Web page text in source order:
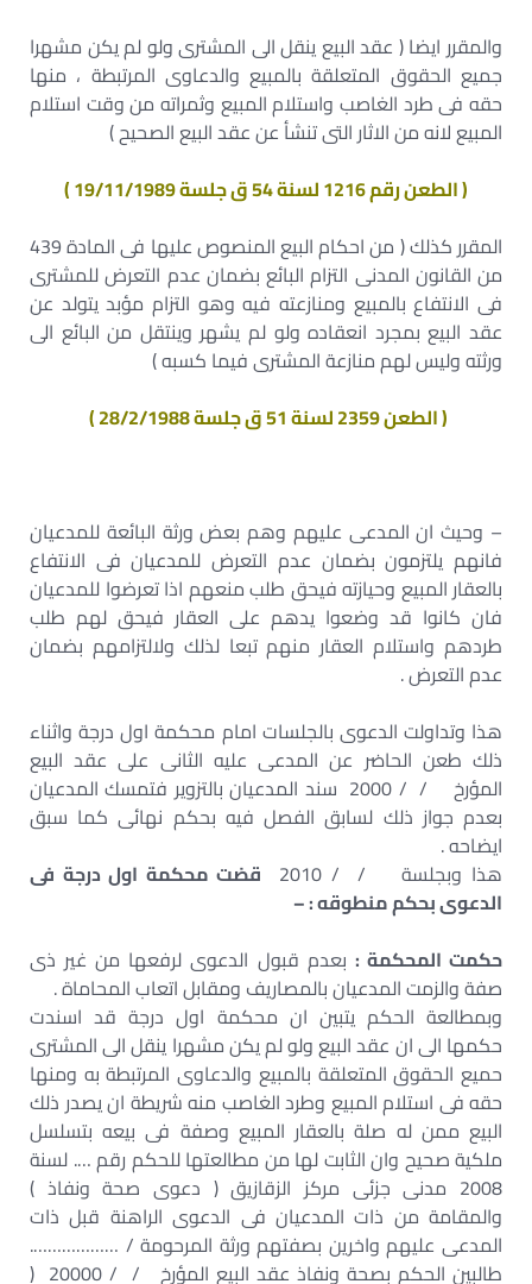
والمقرر ايضا ( عقد البيع ينقل الى المشترى ولو لم يكن مشهرا
جميع الحقوق المتعلقة بالمبيع والدعاوى المرتبطة ، منها
حقه فى طرد الغاصب واستلام المبيع وثمراته من وقت استلام
المبيع لانه من الاثار التى تنشأ عن عقد البيع الصحيح )
( الطعن رقم 1216 لسنة 54 ق جلسة 19/11/1989 )
المقرر كذلك ( من احكام البيع المنصوص عليها فى المادة 439
من القانون المدنى التزام البائع بضمان عدم التعرض للمشترى
فى الانتفاع بالمبيع ومنازعته فيه وهو التزام مؤبد يتولد عن
عقد البيع بمجرد انعقاده ولو لم يشهر وينتقل من البائع الى
ورثته وليس لهم منازعة المشترى فيما كسبه )
( الطعن 2359 لسنة 51 ق جلسة 28/2/1988 )
– وحيث ان المدعى عليهم وهم بعض ورثة البائعة للمدعيان
فانهم يلتزمون بضمان عدم التعرض للمدعيان فى الانتفاع
بالعقار المبيع وحيازته فيحق طلب منعهم اذا تعرضوا للمدعيان
فان كانوا قد وضعوا يدهم على العقار فيحق لهم طلب
طردهم واستلام العقار منهم تبعا لذلك ولالتزامهم بضمان
عدم التعرض .
هذا وتداولت الدعوى بالجلسات امام محكمة اول درجة واثناء
ذلك طعن الحاضر عن المدعى عليه الثانى على عقد البيع
المؤرخ / / 2000 سند المدعيان بالتزوير فتمسك المدعيان
بعدم جواز ذلك لسابق الفصل فيه بحكم نهائى كما سبق
ايضاحه .
هذا وبجلسة / / 2010
قضت محكمة اول درجة فى
الدعوى بحكم منطوقه : –
حكمت المحكمة : بعدم قبول الدعوى لرفعها من غير ذى
صفة والزمت المدعيان بالمصاريف ومقابل اتعاب المحاماة .
وبمطالعة الحكم يتبين ان محكمة اول درجة قد اسندت
حكمها الى ان عقد البيع ولو لم يكن مشهرا ينقل الى المشترى
حميع الحقوق المتعلقة بالمبيع والدعاوى المرتبطة به ومنها
حقه فى استلام المبيع وطرد الغاصب منه شريطة ان يصدر ذلك
البيع ممن له صلة بالعقار المبيع وصفة فى بيعه بتسلسل
ملكية صحيح وان الثابت لها من مطالعتها للحكم رقم …. لسنة
2008 مدنى جزئى مركز الزقازيق ( دعوى صحة ونفاذ )
والمقامة من ذات المدعيان فى الدعوى الراهنة قبل ذات
المدعى عليهم واخرين بصفتهم ورثة المرحومة / ……………….
طالبين الحكم بصحة ونفاذ عقد البيع المؤرخ / / 20000 (